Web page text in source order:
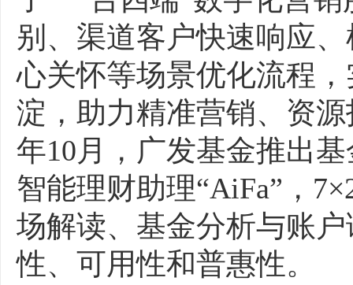
别、渠道客户快速响应
心关怀等场景优化流程
淀，助力精准营销、资
年10月，广发基金推出
智能理财助理“AiFa”，
场解读、基金分析与账
性、可用性和普惠性。